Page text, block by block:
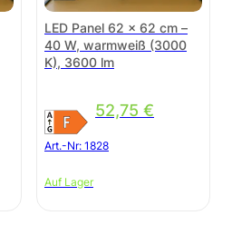
LED Panel 62 × 62 cm –
40 W, warmweiß (3000
K), 3600 lm
52,75 €
Art.-Nr: 1828
Auf Lager